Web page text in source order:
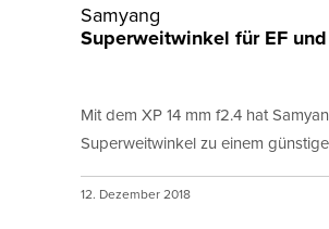
Samyang
Superweitwinkel für EF
Mit dem XP 14 mm f2.4 hat
Superweitwinkel zu einem
12. Dezember 2018